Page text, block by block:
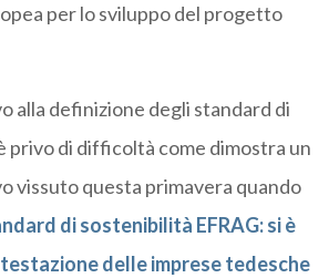
per lo sviluppo del progetto
alla definizione degli standard di
privo di difficoltà come dimostra un
vissuto questa primavera quando
di sostenibilità EFRAG: si è
delle imprese tedesche